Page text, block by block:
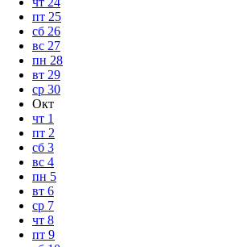
пт 25
сб 26
вс 27
пн 28
вт 29
ср 30
Окт
чт 1
пт 2
сб 3
вс 4
пн 5
вт 6
ср 7
чт 8
пт 9